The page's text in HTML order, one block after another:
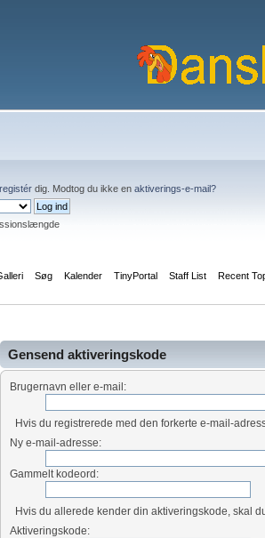
registér dig. Modtog du ikke en aktiverings-e-mail?
Søg Kalender TinyPortal Staff List Recent
Gensend aktiveringskode
Brugernavn eller e-mail:
Hvis du registrerede med den forkerte e-mail-
Ny e-mail-adresse:
Gammelt kodeord:
Hvis du allerede kender din aktiveringskode, skal
Aktiveringskode: